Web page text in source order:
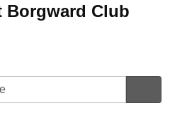
Borgward Club